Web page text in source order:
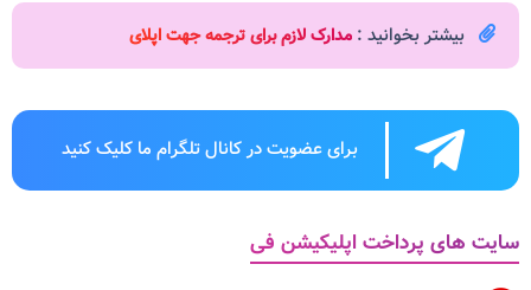
بیشتر بخوانید : مدارک لازم برای ترجمه جهت اپلای
برای عضویت در کانال تلگرام ما کلیک کنید
سایت های پرداخت اپلیکیشن فی